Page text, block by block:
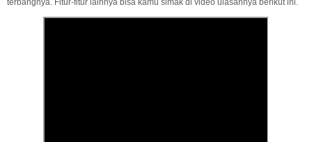
terbangnya. Fitur-fitur lainnya bisa kamu simak di video ulasannya berikut ini.